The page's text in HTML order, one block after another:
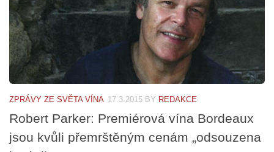
ZPRÁVY ZE SVĚTA VÍNA 17.3.2015 BY REDAKCE
Robert Parker: Premiérová vína Bordeaux
jsou kvůli přemrštěným cenám „odsouzena